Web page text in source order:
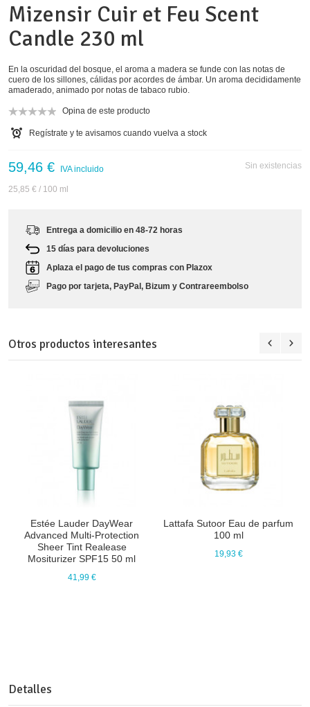
Mizensir Cuir et Feu Scent
Candle 230 ml
En la oscuridad del bosque, el aroma a madera se funde con las notas de
cuero de los sillones, cálidas por acordes de ámbar. Un aroma decididamente
amaderado, animado por notas de tabaco rubio.
Opina de este producto
Regístrate y te avisamos cuando vuelva a stock
Sin existencias
59,46 € IVA incluido
25,85 € / 100 ml
Entrega a domicilio en 48-72 horas
15 días para devoluciones
Aplaza el pago de tus compras con Plazox
Pago por tarjeta, PayPal, Bizum y Contrareembolso
Otros productos interesantes
Estée Lauder DayWear
Advanced Multi-Protection
Sheer Tint Realease
Mositurizer SPF15 50 ml
41,99 €
Lattafa Sutoor Eau de parfum
100 ml
19,93 €
Detalles